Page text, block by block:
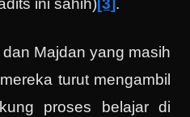
ini sahih)[3].
Majdan yang masih
turut mengambil
proses belajar di